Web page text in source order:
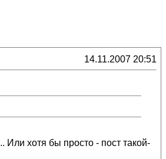
14.11.2007 20:51
Или хотя бы просто - пост такой-